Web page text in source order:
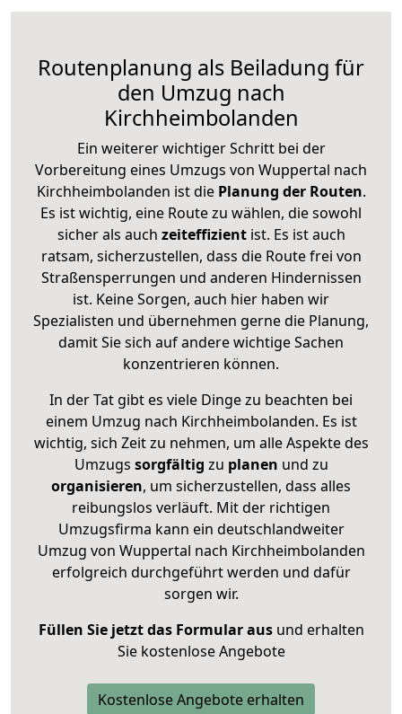
Routenplanung als Beiladung für
den Umzug nach
Kirchheimbolanden
Ein weiterer wichtiger Schritt bei der
Vorbereitung eines Umzugs von Wuppertal nach
Kirchheimbolanden ist diePlanung der Routen.
Es ist wichtig, eine Route zu wählen, die sowohl
sicher als auch zeiteffizientist. Es ist auch
ratsam, sicherzustellen, dass die Route frei von
Straßensperrungen und anderen Hindernissen
ist. Keine Sorgen, auch hier haben wir
Spezialisten und übernehmen gerne die Planung,
damit Sie sich auf andere wichtige Sachen
konzentrieren können.
In der Tat gibt es viele Dinge zu beachten bei
einem Umzug nach Kirchheimbolanden. Es ist
wichtig, sich Zeit zu nehmen, um alle Aspekte des
Umzugs sorgfältig zu planen und zu
organisieren, um sicherzustellen, dass alles
reibungslos verläuft. Mit der richtigen
Umzugsfirma kann ein deutschlandweiter
Umzug von Wuppertal nach Kirchheimbolanden
erfolgreich durchgeführt werden und dafür
sorgen wir.
Füllen Sie jetzt das Formular ausund erhalten
Sie kostenlose Angebote
Kostenlose Angebote erhalten